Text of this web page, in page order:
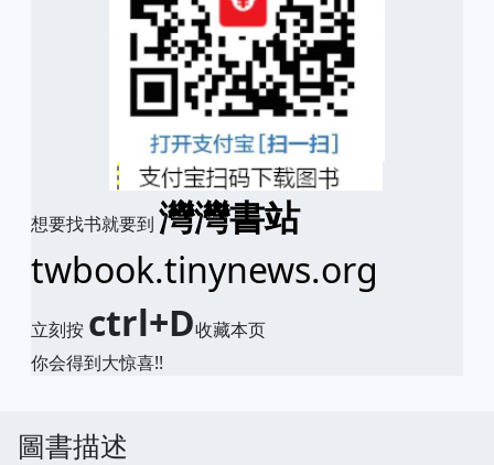
想要找书就要到 灣灣書站
twbook.tinynews.org
立刻按 ctrl+D收藏本页
你会得到大惊喜!!
圖書描述